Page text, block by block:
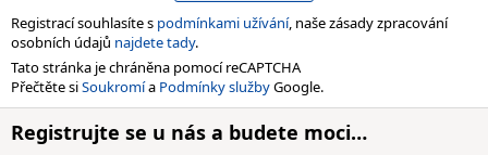
Registrací souhlasíte s podmínkami užívání, naše zásady zpracování
osobních údajů najdete tady.
Tato stránka je chráněna pomocí reCAPTCHA
Přečtěte siSoukromía Podmínky službyGoogle.
Registrujte se u nás a budete moci…